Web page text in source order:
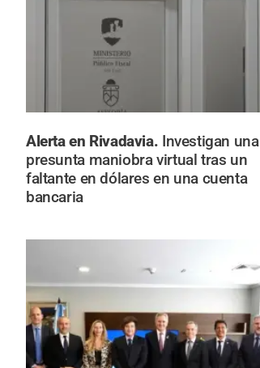
Alerta en Rivadavia. Investigan una
presunta maniobra virtual tras un
faltante en dólares en una cuenta
bancaria